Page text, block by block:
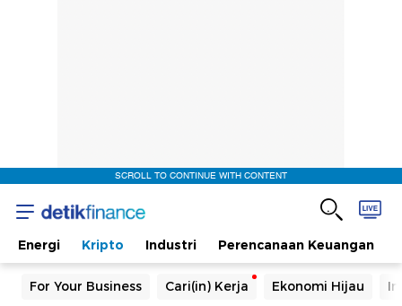
SCROLL TO CONTINUE WITH CONTENT
Energi Kripto Industri Perencanaan Keuangan
For Your Business Cari(in) Kerja Ekonomi Hijau